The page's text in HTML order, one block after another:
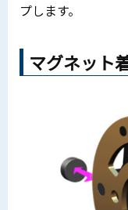
プします。
マグネット